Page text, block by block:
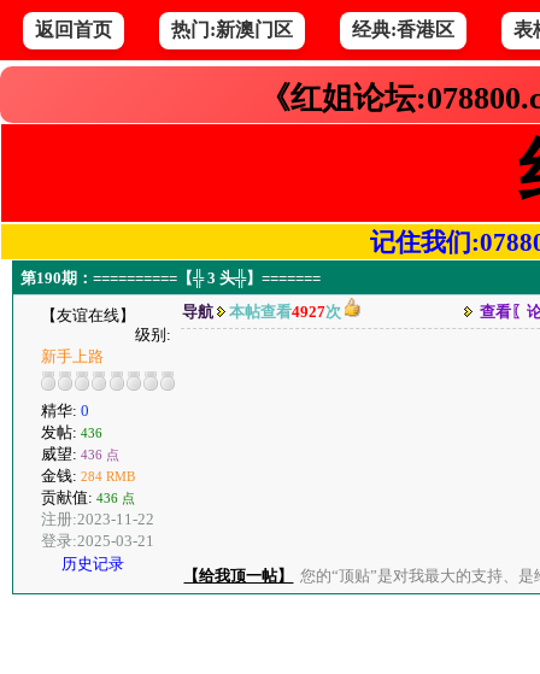
返回首页 热门:新澳门区 经典:香港区 表
《红姐论坛
记住我们
第190期：==========【╬ 3 头╬】=======
【友谊在线】
级别:
新手上路
精华: 0
发帖: 436
威望: 436 点
金钱: 284 RMB
贡献值: 436 点
注册:2023-11-22
登录:2025-03-21
历史记录
导航 本帖查看4927次 查看〖
【给我顶一帖】 您的“顶贴”是对我最大的支持、